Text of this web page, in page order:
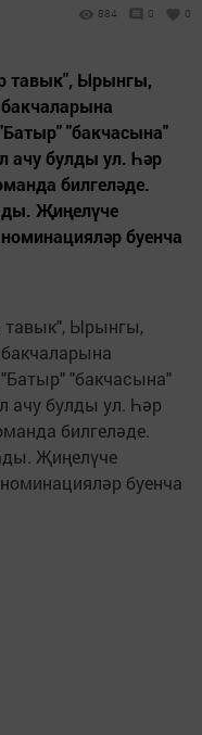
884 0 0
тавык", Ырынгы,
"бакчасына"
ачу булды ул. Һәр
билгеләде.
Җиңелүче
буенча
тавык", Ырынгы,
"бакчасына"
ачу булды ул. Һәр
билгеләде.
Җиңелүче
буенча